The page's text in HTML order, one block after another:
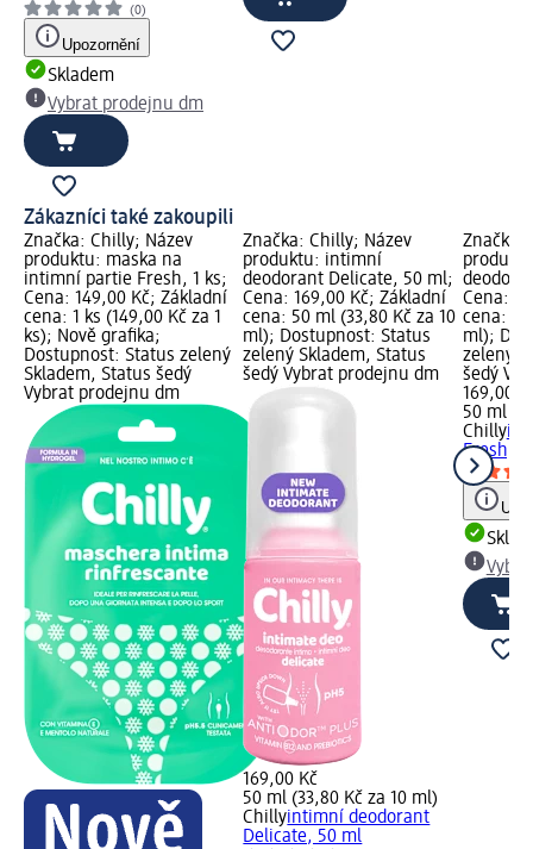
(0)
Upozornění
Skladem
Vybrat prodejnu dm
Zákazníci také zakoupili
Značka: Chilly; Název
produktu: maska na
intimní partie Fresh, 1 ks;
Cena: 149,00 Kč; Základní
cena: 1 ks (149,00 Kč za 1
ks); Nově grafika;
Dostupnost: Status zelený
Skladem, Status šedý
Vybrat prodejnu dm
Značka: Chilly; Název
produktu: intimní
deodorant Delicate, 50 ml;
Cena: 169,00 Kč; Základní
cena: 50 ml (33,80 Kč za 10
ml); Dostupnost: Status
zelený Skladem, Status
šedý Vybrat prodejnu dm
169,00 Kč
50 ml (33,80 Kč za 10 ml)
Chillyintimní deodorant
Delicate, 50 ml
Značka:
Cena:
cena: 50
ml);
zelený
šedý
169,00
50 ml
Chilly
Fresh,